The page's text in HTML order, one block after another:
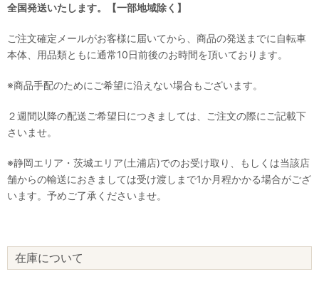
全国発送いたします。【一部地域除く】
ご注文確定メールがお客様に届いてから、商品の発送までに自転車
本体、用品類ともに通常10日前後のお時間を頂いております。
※商品手配のためにご希望に沿えない場合もございます。
２週間以降の配送ご希望日につきましては、ご注文の際にご記載下
さいませ。
※静岡エリア・茨城エリア(土浦店)でのお受け取り、もしくは当該店
舗からの輸送におきましては受け渡しまで1か月程かかる場合がござ
います。予めご了承くださいませ。
在庫について